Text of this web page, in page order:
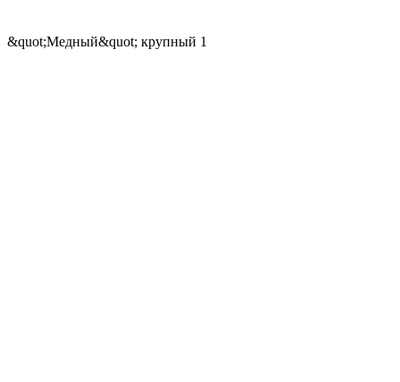
&quot;Медный&quot; крупный 1